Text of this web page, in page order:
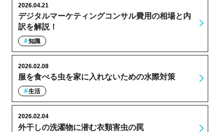
デジタルマーケティングコンサル費用の相場と内
訳を解説！
2026.04.21
知識
服を食べる虫を家に入れないための水際対策
2026.02.08
生活
外干しの洗濯物に潜む衣類害虫の罠
2026.02.04